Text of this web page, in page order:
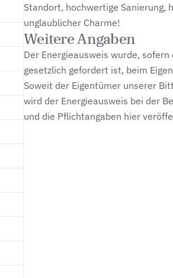
Standort, hochwertige Sanierung,
unglaublicher Charme!
Weitere Angaben
Der Energieausweis wurde,
gesetzlich gefordert ist, beim
Soweit der Eigentümer unserer
wird der Energieausweis bei der
und die Pflichtangaben hier